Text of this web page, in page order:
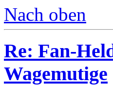
Nach oben
Re: Fan-
Wagemutige